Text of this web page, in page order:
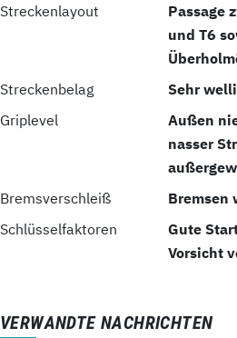
Streckenlayout
Passage
und T6
Streckenbelag
Sehr
Griplevel
Außen
nasser
Bremsverschleiß
Bremsen
Schlüsselfaktoren
Gute
Vorsicht
VERWANDTE NACHRICHTEN